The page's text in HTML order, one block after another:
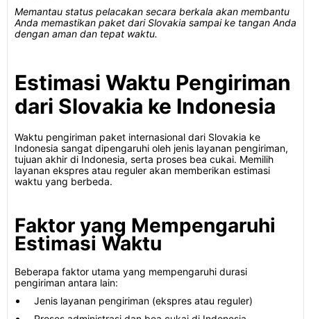
Memantau status pelacakan secara berkala akan membantu
Anda memastikan paket dari Slovakia sampai ke tangan Anda
dengan aman dan tepat waktu.
Estimasi Waktu Pengiriman
dari Slovakia ke Indonesia
Waktu pengiriman paket internasional dari Slovakia ke
Indonesia sangat dipengaruhi oleh jenis layanan pengiriman,
tujuan akhir di Indonesia, serta proses bea cukai. Memilih
layanan ekspres atau reguler akan memberikan estimasi
waktu yang berbeda.
Faktor yang Mempengaruhi
Estimasi Waktu
Beberapa faktor utama yang mempengaruhi durasi
pengiriman antara lain:
Jenis layanan pengiriman (ekspres atau reguler)